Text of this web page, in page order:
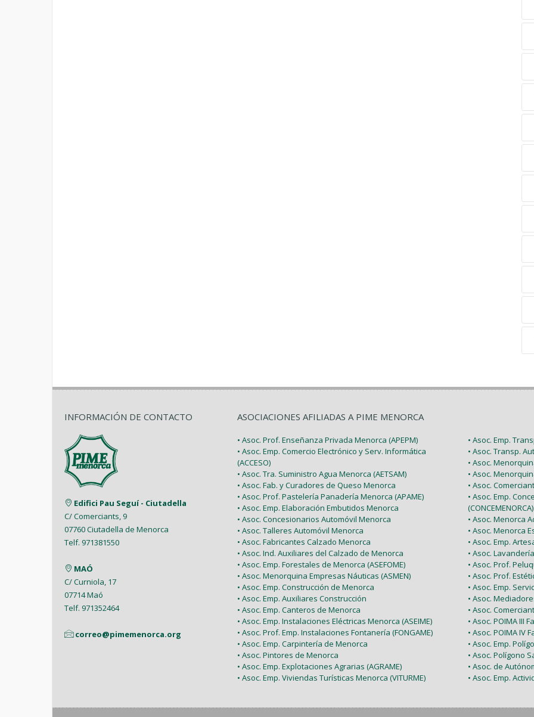
INFORMACIÓN DE CONTACTO
Edifici Pau Seguí - Ciutadella
C/ Comerciants, 9
07760 Ciutadella de Menorca
Telf. 971381550
MAÓ
C/ Curniola, 17
07714 Maó
Telf. 971352464
correo@pimemenorca.org
ASOCIACIONES AFILIADAS A PIME MENORCA
• Asoc. Prof. Enseñanza Privada Menorca (APEPM)
• Asoc. Emp. Comercio Electrónico y Serv. Informática
(ACCESO)
• Asoc. Tra. Suministro Agua Menorca (AETSAM)
• Asoc. Fab. y Curadores de Queso Menorca
• Asoc. Prof. Pastelería Panadería Menorca (APAME)
• Asoc. Emp. Elaboración Embutidos Menorca
• Asoc. Concesionarios Automóvil Menorca
• Asoc. Talleres Automóvil Menorca
• Asoc. Fabricantes Calzado Menorca
• Asoc. Ind. Auxiliares del Calzado de Menorca
• Asoc. Emp. Forestales de Menorca (ASEFOME)
• Asoc. Menorquina Empresas Náuticas (ASMEN)
• Asoc. Emp. Construcción de Menorca
• Asoc. Emp. Auxiliares Construcción
• Asoc. Emp. Canteros de Menorca
• Asoc. Emp. Instalaciones Eléctricas Menorca (ASEIME)
• Asoc. Prof. Emp. Instalaciones Fontanería (FONGAME)
• Asoc. Emp. Carpintería de Menorca
• Asoc. Pintores de Menorca
• Asoc. Emp. Explotaciones Agrarias (AGRAME)
• Asoc. Emp. Viviendas Turísticas Menorca (VITURME)
• Asoc. Emp.
• Asoc. Transp.
• Asoc.
• Asoc.
• Asoc.
• Asoc. Emp.
(CONCEMENORCA)
• Asoc. Menorca
• Asoc. Menorca
• Asoc. Emp.
• Asoc.
• Asoc. Prof.
• Asoc. Prof.
• Asoc. Emp.
• Asoc.
• Asoc.
• Asoc. POIMA III
• Asoc. POIMA IV
• Asoc. Emp.
• Asoc. Polígono
• Asoc. de
• Asoc. Emp.